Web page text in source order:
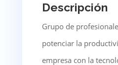
Descripción
Grupo de
potenciar la
empresa con la